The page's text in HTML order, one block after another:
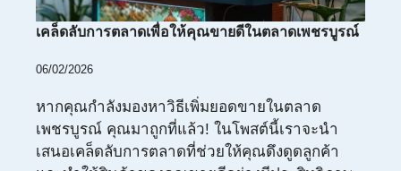
เคล็ดลับการตลาดเพื่อให้คุณขายดีในตลาดเพชรบูรณ์
06/02/2026
หากคุณกำลังมองหาวิธีเพิ่มยอดขายในตลาด
เพชรบูรณ์ คุณมาถูกที่แล้ว! ในโพสต์นี้เราจะนำ
เสนอเคล็ดลับการตลาดที่ช่วยให้คุณดึงดูดลูกค้า